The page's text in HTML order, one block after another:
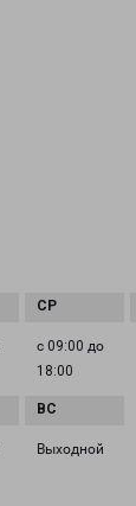
с 09:00 до
18:00
Выходной